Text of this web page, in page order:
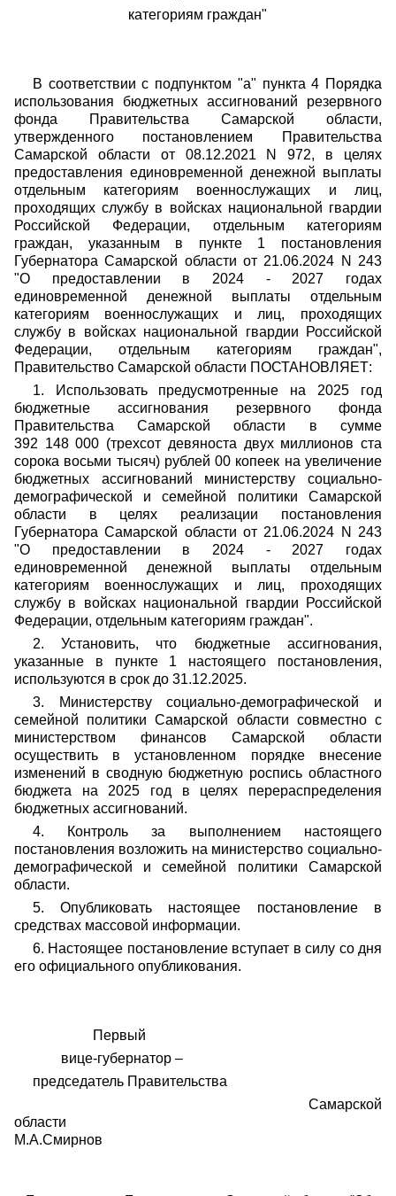
категориям граждан"
В соответствии с подпунктом "а" пункта 4 Порядка
использования бюджетных ассигнований резервного
фонда Правительства Самарской области,
утвержденного постановлением Правительства
Самарской области от 08.12.2021 N 972, в целях
предоставления единовременной денежной выплаты
отдельным категориям военнослужащих и лиц,
проходящих службу в войсках национальной гвардии
Российской Федерации, отдельным категориям
граждан, указанным в пункте 1 постановления
Губернатора Самарской области от 21.06.2024 N 243
"О предоставлении в 2024 - 2027 годах
единовременной денежной выплаты отдельным
категориям военнослужащих и лиц, проходящих
службу в войсках национальной гвардии Российской
Федерации, отдельным категориям граждан",
Правительство Самарской области ПОСТАНОВЛЯЕТ:
1. Использовать предусмотренные на 2025 год
бюджетные ассигнования резервного фонда
Правительства Самарской области в сумме
392 148 000 (трехсот девяноста двух миллионов ста
сорока восьми тысяч) рублей 00 копеек на увеличение
бюджетных ассигнований министерству социально-
демографической и семейной политики Самарской
области в целях реализации постановления
Губернатора Самарской области от 21.06.2024 N 243
"О предоставлении в 2024 - 2027 годах
единовременной денежной выплаты отдельным
категориям военнослужащих и лиц, проходящих
службу в войсках национальной гвардии Российской
Федерации, отдельным категориям граждан".
2. Установить, что бюджетные ассигнования,
указанные в пункте 1 настоящего постановления,
используются в срок до 31.12.2025.
3. Министерству социально-демографической и
семейной политики Самарской области совместно с
министерством финансов Самарской области
осуществить в установленном порядке внесение
изменений в сводную бюджетную роспись областного
бюджета на 2025 год в целях перераспределения
бюджетных ассигнований.
4. Контроль за выполнением настоящего
постановления возложить на министерство социально-
демографической и семейной политики Самарской
области.
5. Опубликовать настоящее постановление в
средствах массовой информации.
6. Настоящее постановление вступает в силу со дня
его официального опубликования.
Первый
вице-губернатор –
председатель Правительства
Самарской
области
М.А.Смирнов